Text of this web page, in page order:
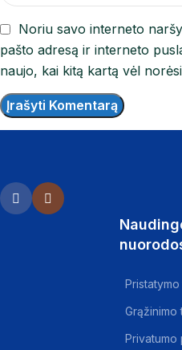
Noriu savo interneto
pašto adresą ir interneto
naujo, kai kitą kartą vėl
Grąžinimo
Privatumo